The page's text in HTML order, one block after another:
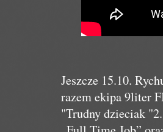
Jeszcze 15.10.
razem ekipa 9liter
"Trudny dzieciak